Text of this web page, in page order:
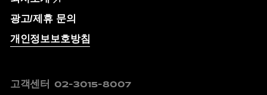
광고/제휴 문의
개인정보보호방침
고객센터 02-3015-8007